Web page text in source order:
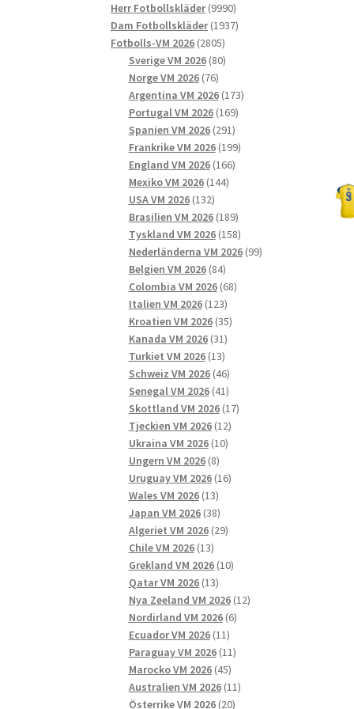
produkter
Herr Fotbollskläder 99909990
produkter
Dam Fotbollskläder 19371937
Fotbolls-VM 2026 28052805
produkter
Sverige VM 2026 8080
Norge VM 2026 7676
produkter
Argentina VM 2026 173173
Portugal VM 2026 169169
produkter
Spanien VM 2026 291291
produkter
Frankrike VM 2026 199199
England VM 2026 166166
Mexiko VM 2026 144144
USA VM 2026 132132
produkter
Brasilien VM 2026 189189
produkter
Tyskland VM 2026 158158
produkter
Nederländerna VM 2026 9999
Belgien VM 2026 8484
produkter
Colombia VM 2026 6868
Italien VM 2026 123123
produkter
Kroatien VM 2026 3535
Kanada VM 2026 3131
produkter
Turkiet VM 2026 1313
produkter
Schweiz VM 2026 4646
produkter
Senegal VM 2026 4141
produkter
Skottland VM 2026 1717
Tjeckien VM 2026 1212
produkter
Ukraina VM 2026 1010
Ungern VM 2026 88
produkter
Uruguay VM 2026 1616
Wales VM 2026 1313
produkter
Japan VM 2026 3838
produkter
Algeriet VM 2026 2929
Chile VM 2026 1313
produkter
Grekland VM 2026 1010
Qatar VM 2026 1313
produkter
Nya Zeeland VM 2026 1212
Nordirland VM 2026 66
Ecuador VM 2026 1111
produkter
Paraguay VM 2026 1111
Marocko VM 2026 4545
produkter
Australien VM 2026 1111
Österrike VM 2026 2020